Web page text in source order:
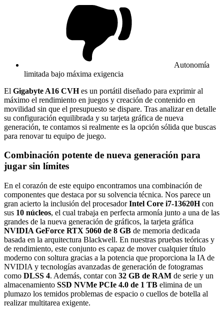
Autonomía
limitada bajo máxima exigencia
El Gigabyte A16 CVHes un portátil diseñado para exprimir al
máximo el rendimiento en juegos y creación de contenido en
movilidad sin que el presupuesto se dispare. Tras analizar en detalle
su configuración equilibrada y su tarjeta gráfica de nueva
generación, te contamos si realmente es la opción sólida que buscas
para renovar tu equipo de juego.
Combinación potente de nueva generación para
jugar sin límites
En el corazón de este equipo encontramos una combinación de
componentes que destaca por su solvencia técnica. Nos parece un
gran acierto la inclusión del procesadorIntel Core i7-13620Hcon
sus 10 núcleos, el cual trabaja en perfecta armonía junto a una de las
grandes de la nueva generación de gráficos, la tarjeta gráfica
NVIDIA GeForce RTX 5060 de 8 GB de memoria dedicada
basada en la arquitectura Blackwell. En nuestras pruebas teóricas y
de rendimiento, este conjunto es capaz de mover cualquier título
moderno con soltura gracias a la potencia que proporciona la IA de
NVIDIA y tecnologías avanzadas de generación de fotogramas
como DLSS 4. Además, contar con 32 GB de RAM de serie y un
almacenamiento SSD NVMe PCIe 4.0 de 1 TB elimina de un
plumazo los temidos problemas de espacio o cuellos de botella al
realizar multitarea exigente.